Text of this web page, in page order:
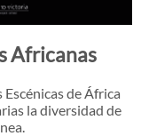
Africanas
de África
la diversidad de